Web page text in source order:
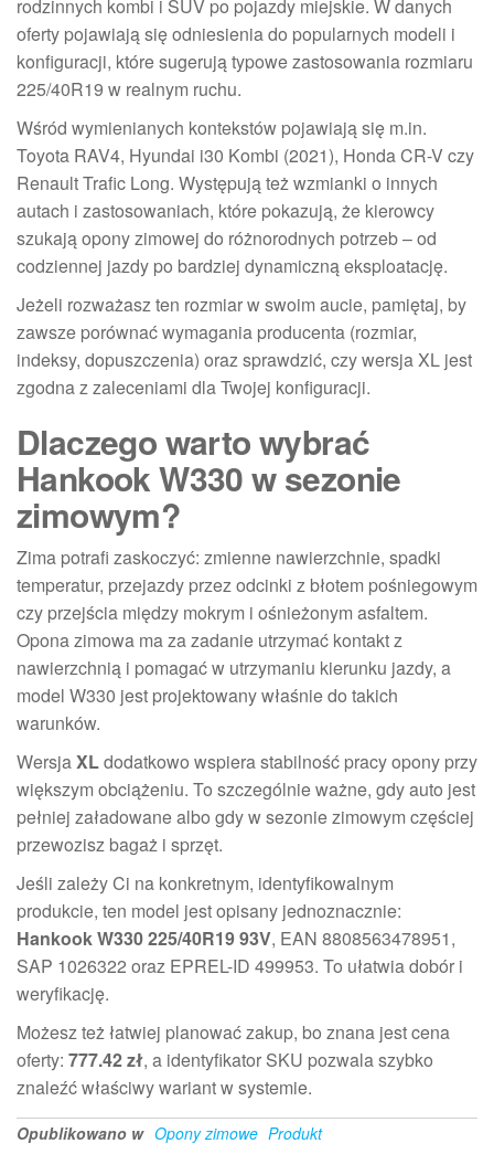
rodzinnych kombi i SUV po pojazdy miejskie. W danych
oferty pojawiają się odniesienia do popularnych modeli i
konfiguracji, które sugerują typowe zastosowania rozmiaru
225/40R19 w realnym ruchu.
Wśród wymienianych kontekstów pojawiają się m.in.
Toyota RAV4, Hyundai i30 Kombi (2021), Honda CR-V czy
Renault Trafic Long. Występują też wzmianki o innych
autach i zastosowaniach, które pokazują, że kierowcy
szukają opony zimowej do różnorodnych potrzeb – od
codziennej jazdy po bardziej dynamiczną eksploatację.
Jeżeli rozważasz ten rozmiar w swoim aucie, pamiętaj, by
zawsze porównać wymagania producenta (rozmiar,
indeksy, dopuszczenia) oraz sprawdzić, czy wersja XL jest
zgodna z zaleceniami dla Twojej konfiguracji.
Dlaczego warto wybrać
Hankook W330 w sezonie
zimowym?
Zima potrafi zaskoczyć: zmienne nawierzchnie, spadki
temperatur, przejazdy przez odcinki z błotem pośniegowym
czy przejścia między mokrym i ośnieżonym asfaltem.
Opona zimowa ma za zadanie utrzymać kontakt z
nawierzchnią i pomagać w utrzymaniu kierunku jazdy, a
model W330 jest projektowany właśnie do takich
warunków.
WersjaXLdodatkowo wspiera stabilność pracy opony przy
większym obciążeniu. To szczególnie ważne, gdy auto jest
pełniej załadowane albo gdy w sezonie zimowym częściej
przewozisz bagaż i sprzęt.
Jeśli zależy Ci na konkretnym, identyfikowalnym
produkcie, ten model jest opisany jednoznacznie:
Hankook W330 225/40R19 93V, EAN 8808563478951,
SAP 1026322 oraz EPREL-ID 499953. To ułatwia dobór i
weryfikację.
Możesz też łatwiej planować zakup, bo znana jest cena
oferty: 777.42 zł, a identyfikator SKU pozwala szybko
znaleźć właściwy wariant w systemie.
Opublikowano w Opony zimowe Produkt